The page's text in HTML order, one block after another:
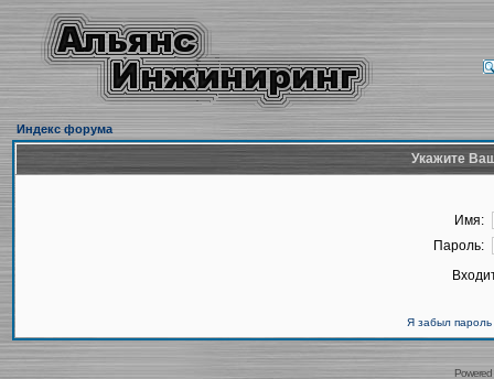
Индекс форума
Укажите
Имя:
Пароль:
Я забыл пароль